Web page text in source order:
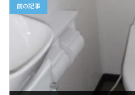
前の記事